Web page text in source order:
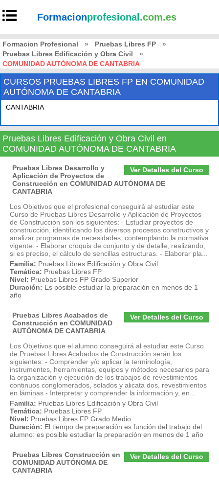
Formacionprofesional .com.es
Formacion Profesional » Pruebas Libres FP
»
Pruebas Libres Edificación y Obra Civil
»
COMUNIDAD AUTÓNOMA DE CANTABRIA
CURSOS PRUEBAS LIBRES FP EN COMUNIDAD
AUTÓNOMA DE CANTABRIA
CANTABRIA
Pruebas Libres Edificación y Obra Civil en
COMUNIDAD AUTÓNOMA DE CANTABRIA
Ver Detalles del Curso
Pruebas Libres Desarrollo y
Aplicación de Proyectos de
Construcción en COMUNIDAD AUTÓNOMA DE
CANTABRIA
Los Objetivos que el profesional conseguirá al estudiar este
Curso de Pruebas Libres Desarrollo y Aplicación de Proyectos
de Construcción son los siguientes: - Estudiar proyectos de
construcción, identificando los diversos procesos constructivos y
analizar programas de necesidades, contemplando la normativa
vigente. - Elaborar croquis de conjunto y de detalle, realizando,
si es preciso, el cálculo de sencillas estructuras. - Elaborar pla...
Familia: Pruebas Libres Edificación y Obra Civil
Temática: Pruebas Libres FP
Nivel: Pruebas Libres FP Grado Superior
Duración: Es posible estudiar la preparación en menos de 1
año
Ver Detalles del Curso
Pruebas Libres Acabados de
Construcción en COMUNIDAD
AUTÓNOMA DE CANTABRIA
Los Objetivos que el alumno conseguirá al estudiar este Curso
de Pruebas Libres Acabados de Construcción serán los
siguientes: - Comprender y/o aplicar la terminología,
instrumentes, herramientas, equipos y métodos necesarios para
la organización y ejecución de los trabajos de revestimientos
continuos conglomerados, solados y alicata dos, revestimientos
en láminas - Interpretar y comprender la información y, en...
Familia: Pruebas Libres Edificación y Obra Civil
Temática: Pruebas Libres FP
Nivel: Pruebas Libres FP Grado Medio
Duración: El tiempo de preparación es función del trabajo del
alumno: es posible estudiar la preparación en menos de 1 año
Ver Detalles del Curso
Pruebas Libres Construcción en
COMUNIDAD AUTÓNOMA DE
CANTABRIA